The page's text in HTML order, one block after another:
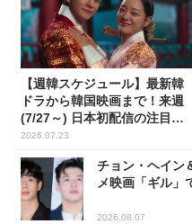
【週韓スケジュール】最新韓
ドラから韓国映画まで！来週
(7/27～) 日本初配信の注目作3
選
2026.07.23
チョン・ヘイン
メ映画「ギル」
2026.08.07